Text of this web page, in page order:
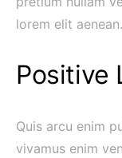
lorem elit aenean.
Positive
Quis arcu enim
vivamus enim